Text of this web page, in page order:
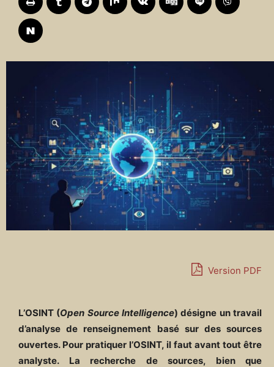
Version PDF
L’OSINT (Open Source Intelligence) désigne un travail
d’analyse de renseignement basé sur des sources
ouvertes. Pour pratiquer l’OSINT, il faut avant tout être
analyste. La recherche de sources, bien que